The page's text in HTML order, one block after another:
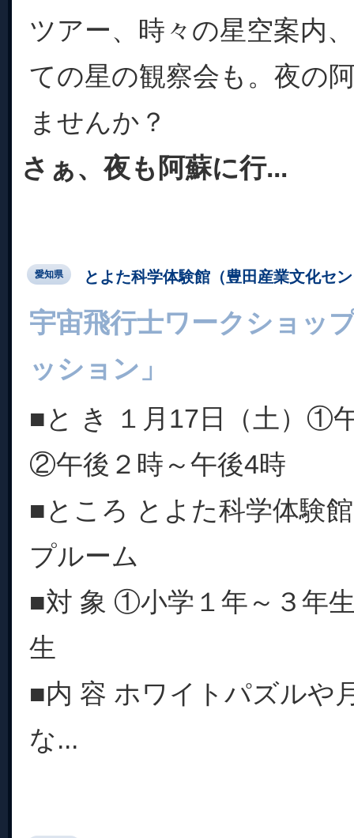
ツアー、時々の星空案内
ての星の観察会も。夜の
ませんか？
さぁ、夜も阿蘇に行...
愛知県 とよた科学体験館（豊田産業文化セ
宇宙飛行士ワークショッ
ッション」
■と き １月17日（土）①
②午後２時～午後4時
■ところ とよた科学体験
プルーム
■対 象 ①小学１年～３年
生
■内 容 ホワイトパズルや
な...